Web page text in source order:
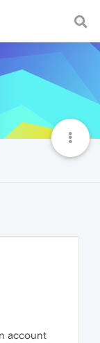
account